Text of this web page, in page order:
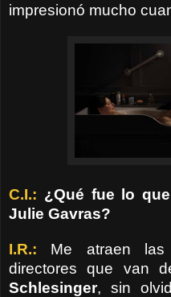
impresionó mucho
C.I.: ¿Qué fue lo
Julie Gavras?
I.R.: Me atraen las
directores que van
Schlesinger, sin